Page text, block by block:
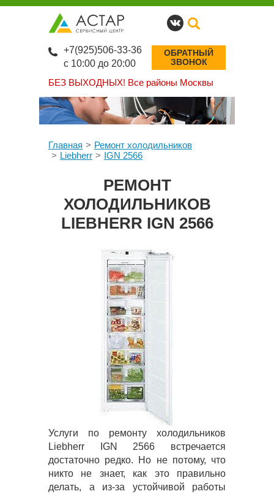
БЕЗ ВЫХОДНЫХ! Все районы Москвы
+7(925)506-33-36
с 10:00 до 20:00
ОБРАТНЫЙ
ЗВОНОК
Главная
Ремонт холодильников
Liebherr
IGN 2566
РЕМОНТ
ХОЛОДИЛЬНИКОВ
LIEBHERR IGN 2566
Услуги по ремонту холодильников
Liebherr IGN 2566 встречается
достаточно редко. Но не потому, что
никто не знает, как это правильно
делать, а из-за устойчивой работы